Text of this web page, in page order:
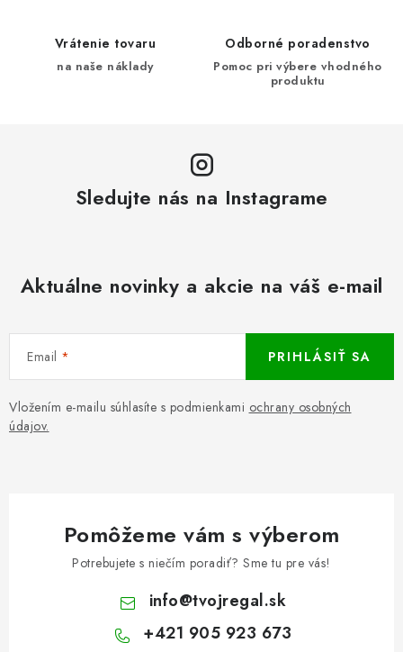
Vrátenie tovaru
na naše náklady
Odborné poradenstvo
Pomoc pri výbere vhodného
produktu
Sledujte nás na Instagrame
Aktuálne novinky a akcie na váš e-mail
Email
Vložením e-mailu súhlasíte s podmienkami ochrany osobných
údajov.
PRIHLÁSIŤ SA
Pomôžeme vám s výberom
Potrebujete s niečím poradiť? Sme tu pre vás!
info@tvojregal.sk
+421 905 923 673